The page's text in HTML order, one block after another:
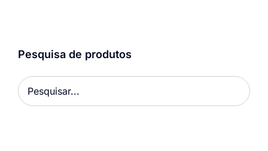
Pesquisa de produtos